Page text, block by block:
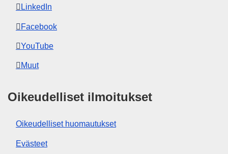
LinkedIn
Facebook
YouTube
Muut
Oikeudelliset ilmoitukset
Oikeudelliset huomautukset
Evästeet